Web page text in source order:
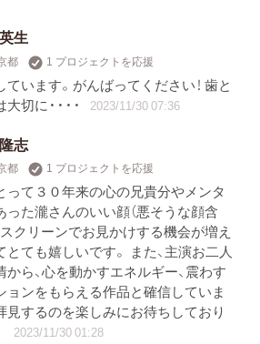
生
都 1 プロジェクトを応援
ています。がんばってください！ 歯と
切に・・・・
2023/11/30 07:36
志
都 1 プロジェクトを応援
って３０年来の心の兄貴分やメンタ
った瀧さんのいい顔（悪そうな顔含
スクリーンでお見かけする機会が増え
とても嬉しいです。 また、主演お二人
から、心を動かすエネルギー、震わす
ョンをもらえる作品と確信していま
見するのを楽しみにお待ちしており
2023/11/30 01:28